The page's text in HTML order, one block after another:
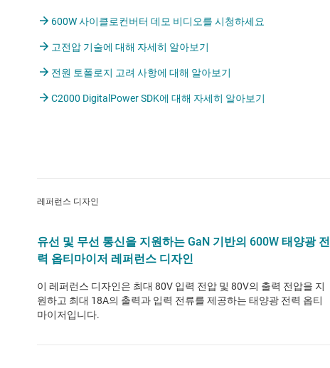
600W 사이클로컨버터 데모 비디오를 시청하세요
고전압 기술에 대해 자세히 알아보기
전원 토폴로지 고려 사항에 대해 알아보기
C2000 DigitalPower SDK에 대해 자세히 알아보기
레퍼런스 디자인
유선 및 무선 통신을 지원하는 GaN 기반의 600W 태양광 전
력 옵티마이저 레퍼런스 디자인
이 레퍼런스 디자인은 최대 80V 입력 전압 및 80V의 출력 전압을 지
원하고 최대 18A의 출력과 입력 전류를 제공하는 태양광 전력 옵티
마이저입니다.